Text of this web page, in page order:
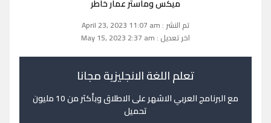
ميكس وماستر عمار خاطر
تم النشر : April 23, 2023 11:07 am
اخر تعديل : May 15, 2023 2:37 am
تعلم اللغة الانجليزية مجانا
مع البرنامج العربي الاشهر على الاطلاق وبأكثر من 10 مليون
تحميل